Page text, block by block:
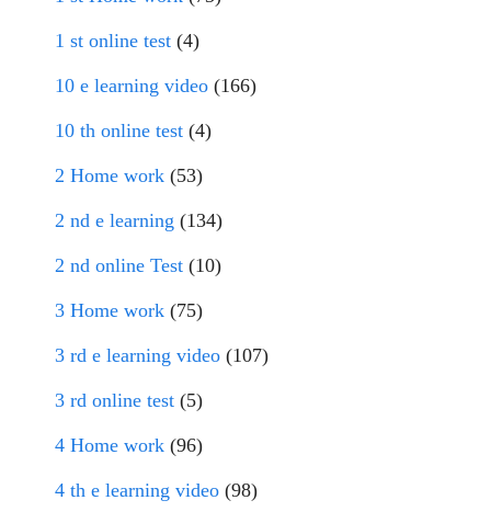
1 st online test (4)
10 e learning video (166)
10 th online test (4)
2 Home work (53)
2 nd e learning (134)
2 nd online Test (10)
3 Home work (75)
3 rd e learning video (107)
3 rd online test (5)
4 Home work (96)
4 th e learning video (98)